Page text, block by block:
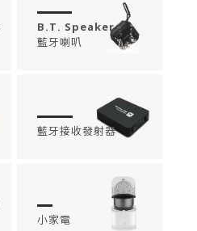
B.T. Speaker
藍牙喇叭
藍牙接收發射器
小家電